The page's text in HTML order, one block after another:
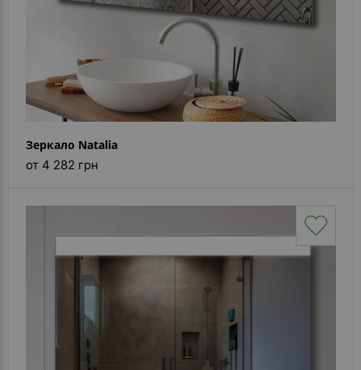
Зеркало Natalia
от 4 282 грн